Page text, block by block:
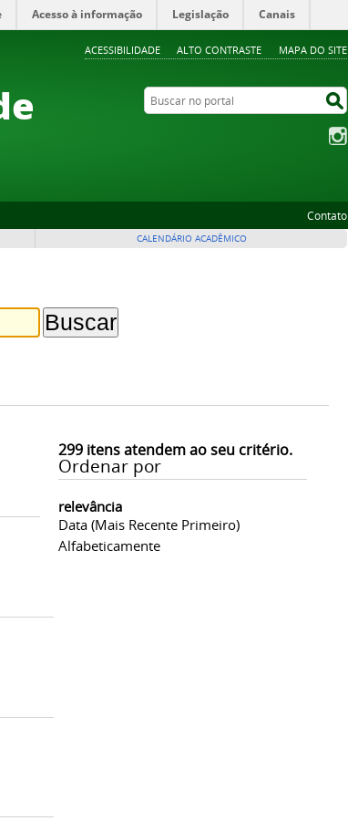
ACESSIBILIDADE ALTO CONTRASTE MAPA DO SITE
Acesso à informação Legislação Canais
Buscar no portal
Contato
CALENDÁRIO ACADÊMICO
299itens atendem ao seu critério.
Ordenar por
relevância
Data (mais Recente Primeiro)
Alfabeticamente